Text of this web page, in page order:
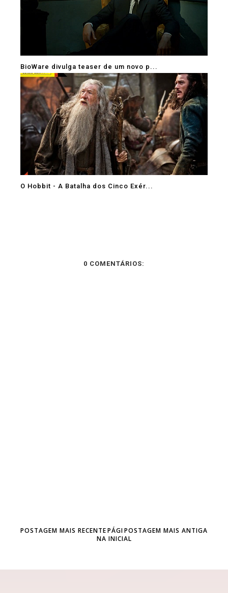
BioWare divulga teaser de um novo p...
O Hobbit - A Batalha dos Cinco Exér...
0 COMENTÁRIOS:
POSTAGEM MAIS RECENTE POSTAGEM MAIS ANTIGA
PÁGI
NA INICIAL